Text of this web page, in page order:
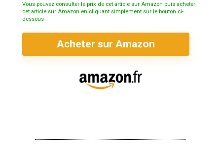
Vous pouvez consulter le prix de cet article sur Amazon puis acheter
cet article sur Amazon en cliquant simplement sur le bouton ci-
dessous
Acheter sur Amazon